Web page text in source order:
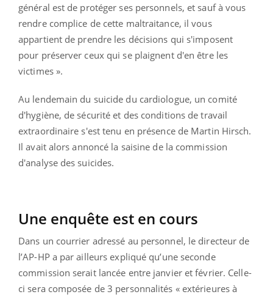
général est de protéger ses personnels, et sauf à vous
rendre complice de cette maltraitance, il vous
appartient de prendre les décisions qui s'imposent
pour préserver ceux qui se plaignent d'en être les
victimes ».
Au lendemain du suicide du cardiologue, un comité
d'hygiène, de sécurité et des conditions de travail
extraordinaire s'est tenu en présence de Martin Hirsch.
Il avait alors annoncé la saisine de la commission
d'analyse des suicides.
Une enquête est en cours
Dans un courrier adressé au personnel, le directeur de
l’AP-HP a par ailleurs expliqué qu’une seconde
commission serait lancée entre janvier et février. Celle-
ci sera composée de 3 personnalités « extérieures à